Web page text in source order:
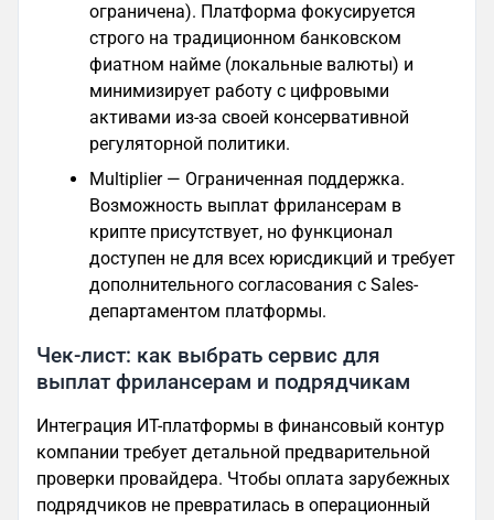
ограничена). Платформа фокусируется
строго на традиционном банковском
фиатном найме (локальные валюты) и
минимизирует работу с цифровыми
активами из-за своей консервативной
регуляторной политики.
Multiplier — Ограниченная поддержка.
Возможность выплат фрилансерам в
крипте присутствует, но функционал
доступен не для всех юрисдикций и требует
дополнительного согласования с Sales-
департаментом платформы.
Чек-лист: как выбрать сервис для
выплат фрилансерам и подрядчикам
Интеграция ИТ-платформы в финансовый контур
компании требует детальной предварительной
проверки провайдера. Чтобы оплата зарубежных
подрядчиков не превратилась в операционный